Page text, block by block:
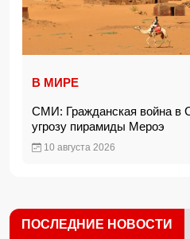
В МИРЕ
СМИ: Гражданская война в
угрозу пирамиды Мероэ
10 августа 2026
ПОСЛЕДНИЕ НОВОСТИ